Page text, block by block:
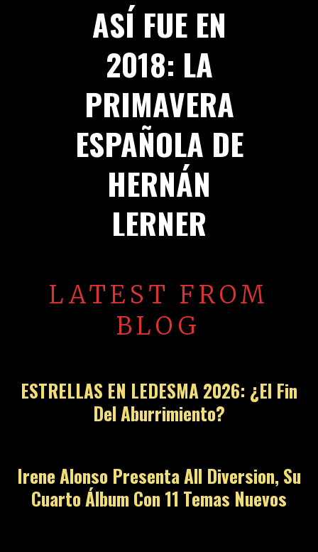
ASÍ FUE EN
2018: LA
PRIMAVERA
ESPAÑOLA DE
HERNÁN
LERNER
LATEST FROM
BLOG
ESTRELLAS EN LEDESMA 2026: ¿El Fin
Del Aburrimiento?
Irene Alonso Presenta All Diversion, Su
Cuarto Álbum Con 11 Temas Nuevos